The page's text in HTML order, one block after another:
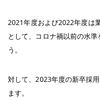
2021年度および2022年度は
として、コロナ禍以前の水
う。
対して、2023年度の新卒採
ます。